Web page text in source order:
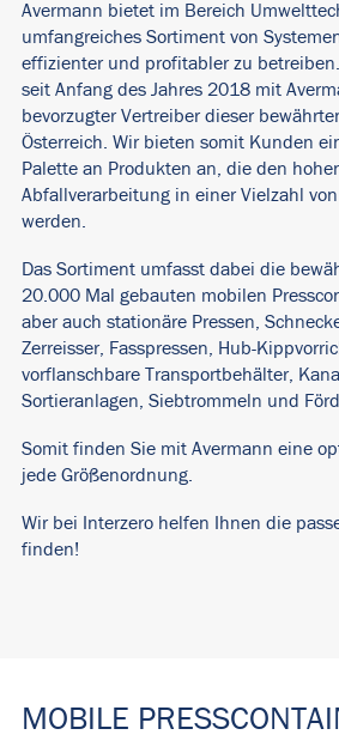
Avermann bietet im Bereich
umfangreiches Sortiment von
effizienter und profitabler zu
seit Anfang des Jahres 2018 mit
bevorzugter Vertreiber dieser
Österreich. Wir bieten somit Kunden
Palette an Produkten an, die den
Abfallverarbeitung in einer Vielzahl
werden.
Das Sortiment umfasst dabei die
20.000 Mal gebauten mobilen
aber auch stationäre Pressen,
Zerreisser, Fasspressen, Hub-
vorflanschbare Transportbehälter,
Sortieranlagen, Siebtrommeln und
Somit finden Sie mit Avermann eine
jede Größenordnung.
Wir bei Interzero helfen Ihnen die
finden!
MOBILE